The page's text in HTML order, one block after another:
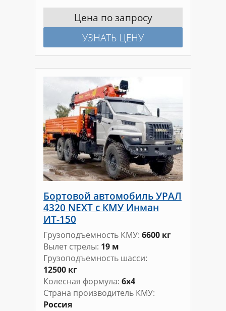
Цена по запросу
УЗНАТЬ ЦЕНУ
Бортовой автомобиль УРАЛ
4320 NEXT с КМУ Инман
ИТ-150
Грузоподъемность КМУ 6600 кг
Вылет стрелы 19 м
Грузоподъемность шасси
12500 кг
Колесная формула 6х4
Страна производитель КМУ
Россия